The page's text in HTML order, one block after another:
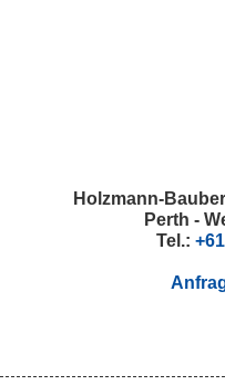
Holzmann-
Perth -
Tel.: